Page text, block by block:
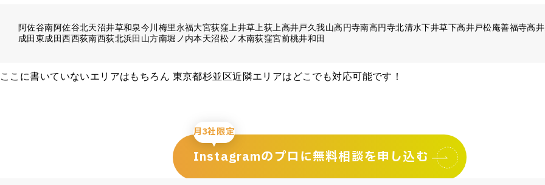
阿佐谷南 阿佐谷北天沼井草和泉今川 梅里 永福大宮荻窪上井草上荻上高井戸 久我山高円寺南高円寺北清水下井草下高井戸松庵善福寺高
成田東成田西西荻南西荻北浜田山方南堀ノ内本天沼松ノ木南荻窪宮前桃井和田
ここに書いていないエリアはもちろん 東京都杉並区近隣エリアはどこでも対応可能です！
月3社限定
Instagramのプロに無料相談を申し込む